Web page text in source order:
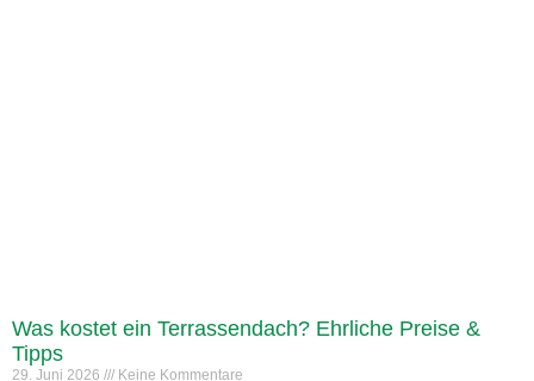
Was kostet ein Terrassendach? Ehrliche Preise &
Tipps
29. Juni 2026 Keine Kommentare